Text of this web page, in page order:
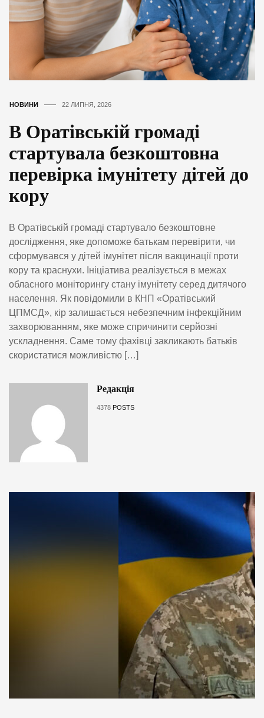
НОВИНИ 22 ЛИПНЯ, 2026
В Оратівській громаді
стартувала безкоштовна
перевірка імунітету дітей до
кору
В Оратівській громаді стартувало безкоштовне
дослідження, яке допоможе батькам перевірити, чи
сформувався у дітей імунітет після вакцинації проти
кору та краснухи. Ініціатива реалізується в межах
обласного моніторингу стану імунітету серед дитячого
населення. Як повідомили в КНП «Оратівський
ЦПМСД», кір залишається небезпечним інфекційним
захворюванням, яке може спричинити серйозні
ускладнення. Саме тому фахівці закликають батьків
скористатися можливістю […]
Редакція
4378 POSTS